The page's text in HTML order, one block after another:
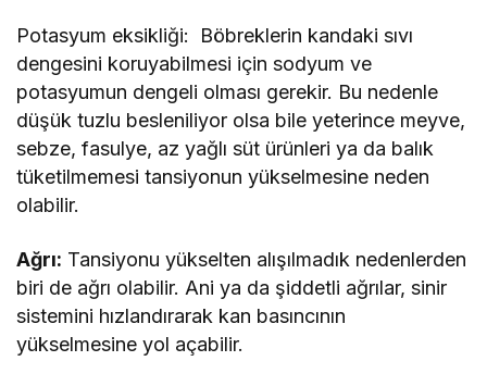
Potasyum eksikliği: Böbreklerin kandaki sıvı
dengesini koruyabilmesi için sodyum ve
potasyumun dengeli olması gerekir. Bu nedenle
düşük tuzlu besleniliyor olsa bile yeterince meyve,
sebze, fasulye, az yağlı süt ürünleri ya da balık
tüketilmemesi tansiyonun yükselmesine neden
olabilir.
Ağrı: Tansiyonu yükselten alışılmadık nedenlerden
biri de ağrı olabilir. Ani ya da şiddetli ağrılar, sinir
sistemini hızlandırarak kan basıncının
yükselmesine yol açabilir.